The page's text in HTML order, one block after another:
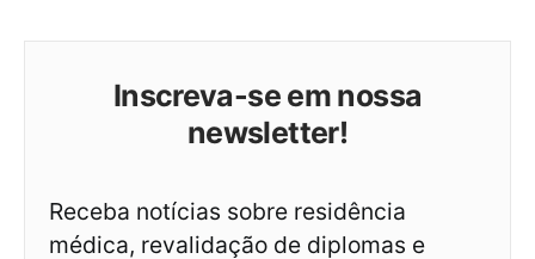
Inscreva-se em nossa
newsletter!
Receba notícias sobre residência
médica, revalidação de diplomas e